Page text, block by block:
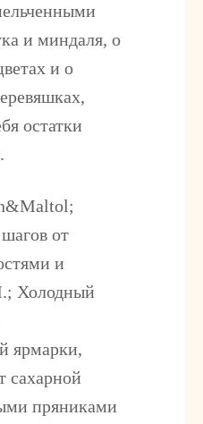
и миндаля, о
и о
остатки
от
и
Холодный
ярмарки,
сахарной
пряниками